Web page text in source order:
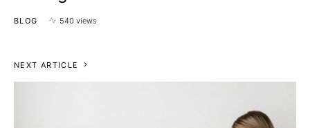
BLOG 540 views
NEXT ARTICLE